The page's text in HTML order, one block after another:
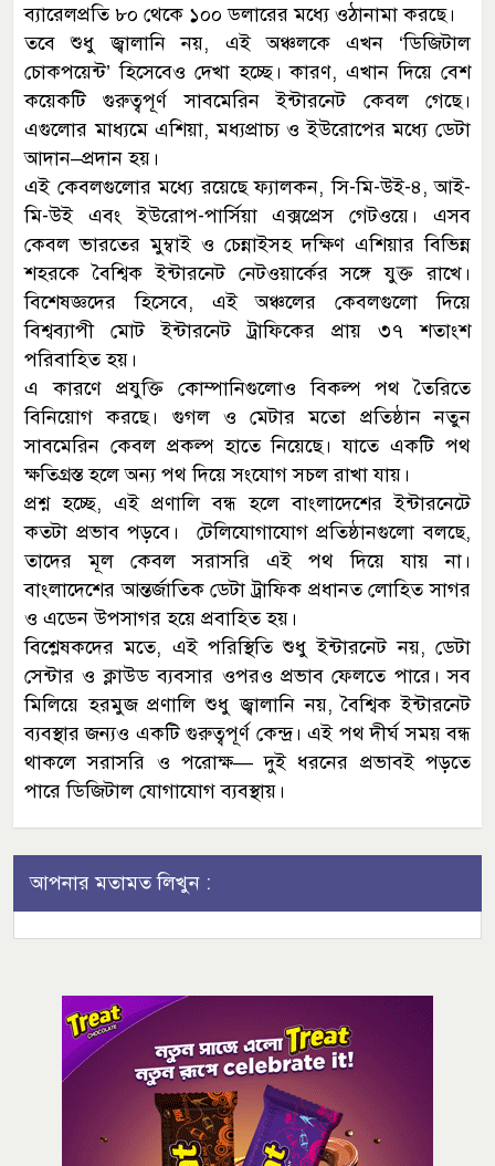
ব্যারেলপ্রতি ৮০ থেকে ১০০ ডলারের মধ্যে ওঠানামা করছে।
তবে শুধু জ্বালানি নয়, এই অঞ্চলকে এখন ‘ডিজিটাল
চোকপয়েন্ট’ হিসেবেও দেখা হচ্ছে। কারণ, এখান দিয়ে বেশ
কয়েকটি গুরুত্বপূর্ণ সাবমেরিন ইন্টারনেট কেবল গেছে।
এগুলোর মাধ্যমে এশিয়া, মধ্যপ্রাচ্য ও ইউরোপের মধ্যে ডেটা
আদান–প্রদান হয়।
এই কেবলগুলোর মধ্যে রয়েছে ফ্যালকন, সি-মি-উই-৪, আই-
মি-উই এবং ইউরোপ-পার্সিয়া এক্সপ্রেস গেটওয়ে। এসব
কেবল ভারতের মুম্বাই ও চেন্নাইসহ দক্ষিণ এশিয়ার বিভিন্ন
শহরকে বৈশ্বিক ইন্টারনেট নেটওয়ার্কের সঙ্গে যুক্ত রাখে।
বিশেষজ্ঞদের হিসেবে, এই অঞ্চলের কেবলগুলো দিয়ে
বিশ্বব্যাপী মোট ইন্টারনেট ট্রাফিকের প্রায় ৩৭ শতাংশ
পরিবাহিত হয়।
এ কারণে প্রযুক্তি কোম্পানিগুলোও বিকল্প পথ তৈরিতে
বিনিয়োগ করছে। গুগল ও মেটার মতো প্রতিষ্ঠান নতুন
সাবমেরিন কেবল প্রকল্প হাতে নিয়েছে। যাতে একটি পথ
ক্ষতিগ্রস্ত হলে অন্য পথ দিয়ে সংযোগ সচল রাখা যায়।
প্রশ্ন হচ্ছে, এই প্রণালি বন্ধ হলে বাংলাদেশের ইন্টারনেটে
কতটা প্রভাব পড়বে। টেলিযোগাযোগ প্রতিষ্ঠানগুলো বলছে,
তাদের মূল কেবল সরাসরি এই পথ দিয়ে যায় না।
বাংলাদেশের আন্তর্জাতিক ডেটা ট্রাফিক প্রধানত লোহিত সাগর
ও এডেন উপসাগর হয়ে প্রবাহিত হয়।
বিশ্লেষকদের মতে, এই পরিস্থিতি শুধু ইন্টারনেট নয়, ডেটা
সেন্টার ও ক্লাউড ব্যবসার ওপরও প্রভাব ফেলতে পারে। সব
মিলিয়ে হরমুজ প্রণালি শুধু জ্বালানি নয়, বৈশ্বিক ইন্টারনেট
ব্যবস্থার জন্যও একটি গুরুত্বপূর্ণ কেন্দ্র। এই পথ দীর্ঘ সময় বন্ধ
থাকলে সরাসরি ও পরোক্ষ— দুই ধরনের প্রভাবই পড়তে
পারে ডিজিটাল যোগাযোগ ব্যবস্থায়।
আপনার মতামত লিখুন :